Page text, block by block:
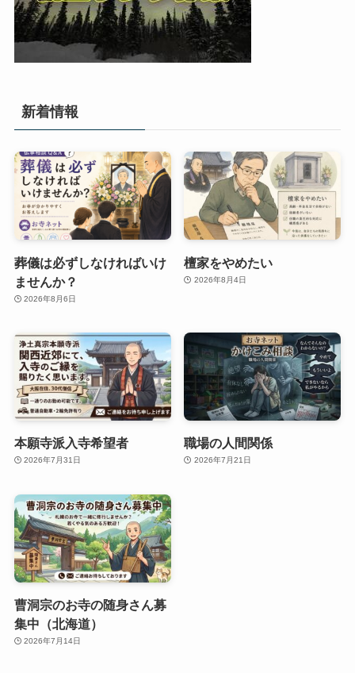
新着情報
葬儀は必ずしなければいけ
ませんか？
2026年8月6日
檀家をやめたい
2026年8月4日
本願寺派入寺希望者
2026年7月31日
職場の人間関係
2026年7月21日
曹洞宗のお寺の随身さん募
集中（北海道）
2026年7月14日